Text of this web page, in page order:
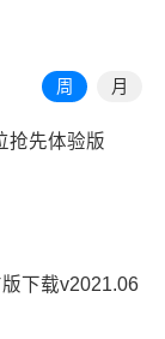
周 月
抢先体验版
下载v2021.06